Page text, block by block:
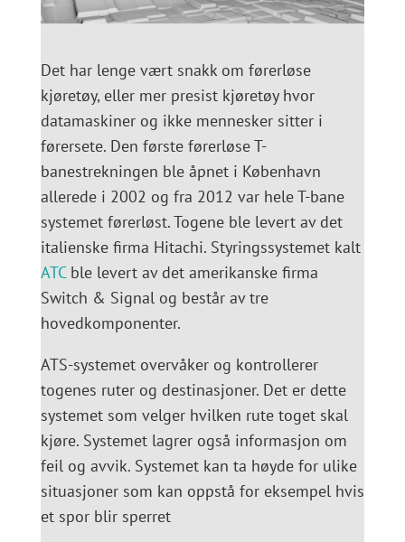
Det har lenge vært snakk om førerløse
kjøretøy, eller mer presist kjøretøy hvor
datamaskiner og ikke mennesker sitter i
førersete. Den første førerløse T-
banestrekningen ble åpnet i København
allerede i 2002 og fra 2012 var hele T-bane
systemet førerløst. Togene ble levert av det
italienske firma Hitachi. Styringssystemet kalt
ATCble levert av det amerikanske firma
Switch & Signal og består av tre
hovedkomponenter.
ATS-systemet overvåker og kontrollerer
togenes ruter og destinasjoner. Det er dette
systemet som velger hvilken rute toget skal
kjøre. Systemet lagrer også informasjon om
feil og avvik. Systemet kan ta høyde for ulike
situasjoner som kan oppstå for eksempel hvis
et spor blir sperret